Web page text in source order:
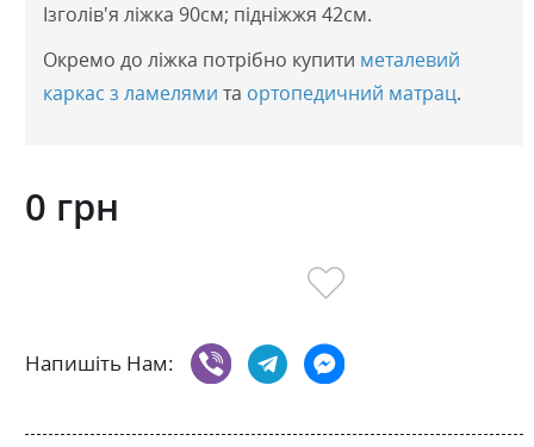
Ізголів'я ліжка 90см; підніжжя 42см.
Окремо до ліжка потрібно купити металевий
каркас з ламелями та ортопедичний матрац.
0 грн
Напишіть Нам: